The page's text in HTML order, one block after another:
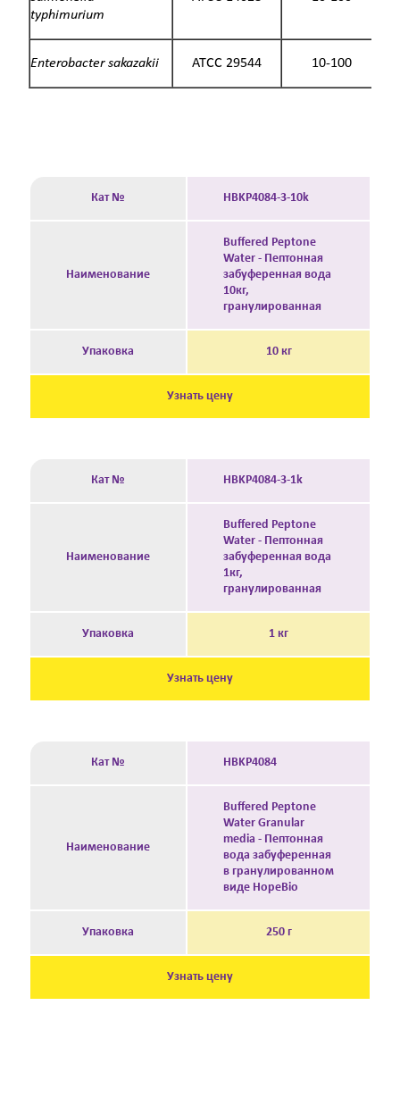
typhimurium
Enterobacter sakazakii ATCC 29544 10-100
Кат № HBKP4084-3-10k
Наименование
Buffered Peptone
Water - Пептонная
забуференная вода
10кг,
гранулированная
Упаковка 10 кг
Узнать цену
Кат № HBKP4084-3-1k
Наименование
Buffered Peptone
Water - Пептонная
забуференная вода
1кг,
гранулированная
Упаковка 1 кг
Узнать цену
Кат № HBKP4084
Наименование
Buffered Peptone
Water Granular
media - Пептонная
вода забуференная
в гранулированном
виде HopeBio
Упаковка 250 г
Узнать цену